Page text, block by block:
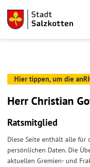
Hier tippen, um die
Herr Christian
Ratsmitglied
Diese Seite enthält alle für
persönlichen Daten. Die
aktuellen Gremien- und